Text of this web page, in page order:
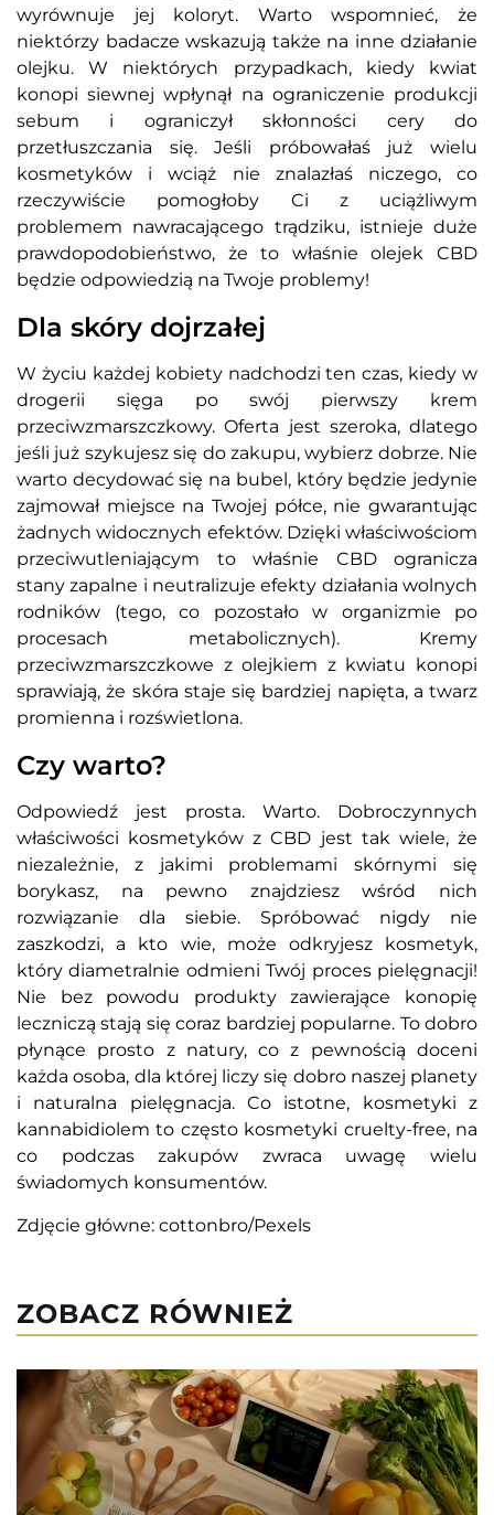
wyrównuje jej koloryt. Warto wspomnieć, że
niektórzy badacze wskazują także na inne działanie
olejku. W niektórych przypadkach, kiedy kwiat
konopi siewnej wpłynął na ograniczenie produkcji
sebum i ograniczył skłonności cery do
przetłuszczania się. Jeśli próbowałaś już wielu
kosmetyków i wciąż nie znalazłaś niczego, co
rzeczywiście pomogłoby Ci z uciążliwym
problemem nawracającego trądziku, istnieje duże
prawdopodobieństwo, że to właśnie olejek CBD
będzie odpowiedzią na Twoje problemy!
Dla skóry dojrzałej
W życiu każdej kobiety nadchodzi ten czas, kiedy w
drogerii sięga po swój pierwszy krem
przeciwzmarszczkowy. Oferta jest szeroka, dlatego
jeśli już szykujesz się do zakupu, wybierz dobrze. Nie
warto decydować się na bubel, który będzie jedynie
zajmował miejsce na Twojej półce, nie gwarantując
żadnych widocznych efektów. Dzięki właściwościom
przeciwutleniającym to właśnie CBD ogranicza
stany zapalne i neutralizuje efekty działania wolnych
rodników (tego, co pozostało w organizmie po
procesach metabolicznych). Kremy
przeciwzmarszczkowe z olejkiem z kwiatu konopi
sprawiają, że skóra staje się bardziej napięta, a twarz
promienna i rozświetlona.
Czy warto?
Odpowiedź jest prosta. Warto. Dobroczynnych
właściwości kosmetyków z CBD jest tak wiele, że
niezależnie, z jakimi problemami skórnymi się
borykasz, na pewno znajdziesz wśród nich
rozwiązanie dla siebie. Spróbować nigdy nie
zaszkodzi, a kto wie, może odkryjesz kosmetyk,
który diametralnie odmieni Twój proces pielęgnacji!
Nie bez powodu produkty zawierające konopię
leczniczą stają się coraz bardziej popularne. To dobro
płynące prosto z natury, co z pewnością doceni
każda osoba, dla której liczy się dobro naszej planety
i naturalna pielęgnacja. Co istotne, kosmetyki z
kannabidiolem to często kosmetyki cruelty-free, na
co podczas zakupów zwraca uwagę wielu
świadomych konsumentów.
Zdjęcie główne: cottonbro/Pexels
ZOBACZ RÓWNIEŻ